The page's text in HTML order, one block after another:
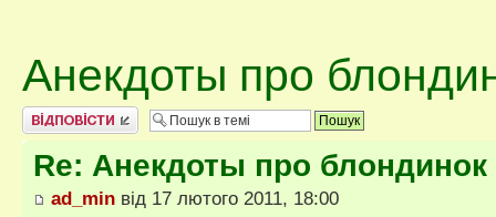
Анекдоты про
Відповісти
Re: Анекдоты про блондинок
ad_min від 17 лютого 2011, 18:00